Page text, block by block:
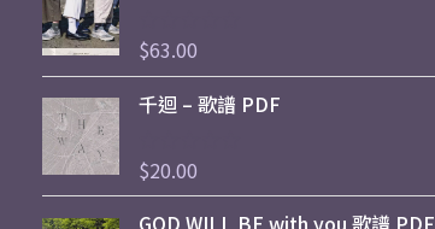
評
滿
$63.00
千迴 – 歌譜 PDF
評
$20.00
GOD WILL BE with you 歌譜 PDF